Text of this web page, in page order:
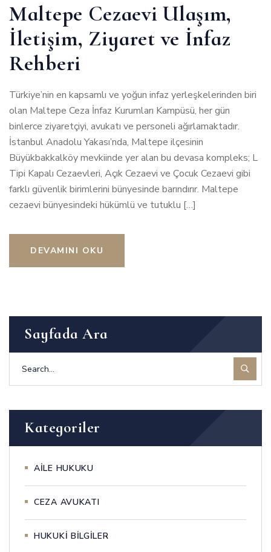
Maltepe Cezaevi Ulaşım,
İletişim, Ziyaret ve İnfaz
Rehberi
Türkiye’nin en kapsamlı ve yoğun infaz yerleşkelerinden biri
olan Maltepe Ceza İnfaz Kurumları Kampüsü, her gün
binlerce ziyaretçiyi, avukatı ve personeli ağırlamaktadır.
İstanbul Anadolu Yakası’nda, Maltepe ilçesinin
Büyükbakkalköy mevkiinde yer alan bu devasa kompleks; L
Tipi Kapalı Cezaevleri, Açık Cezaevi ve Çocuk Cezaevi gibi
farklı güvenlik birimlerini bünyesinde barındırır. Maltepe
cezaevi bünyesindeki hükümlü ve tutuklu […]
DEVAMINI OKU
Sayfada Ara
Kategoriler
AİLE HUKUKU
CEZA AVUKATI
HUKUKİ BİLGİLER